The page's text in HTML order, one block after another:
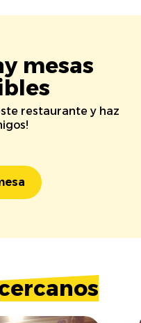
mesas
restaurante y haz